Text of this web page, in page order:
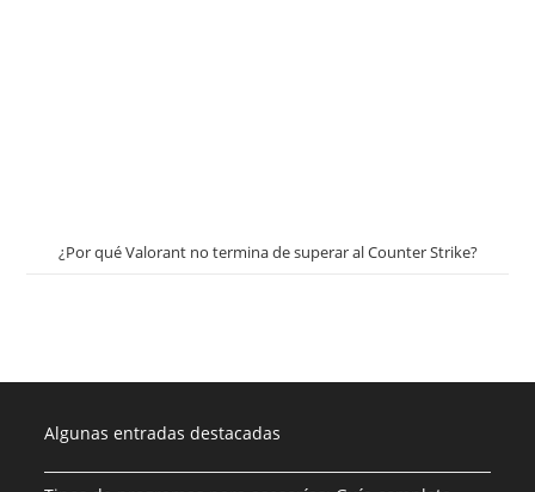
¿Por qué Valorant no termina de superar al Counter Strike?
Algunas entradas destacadas